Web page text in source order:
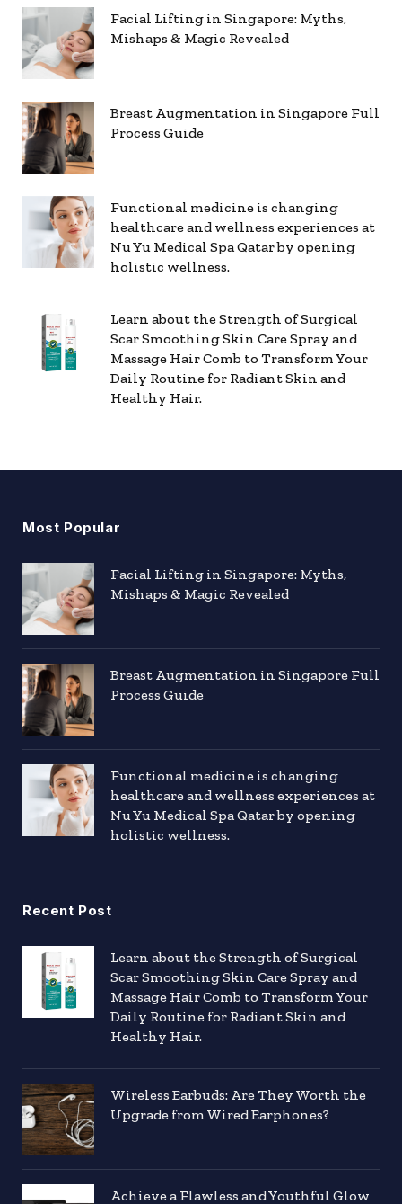
Facial Lifting in Singapore: Myths,
Mishaps & Magic Revealed
Breast Augmentation in Singapore Full
Process Guide
Functional medicine is changing
healthcare and wellness experiences at
Nu Yu Medical Spa Qatar by opening
holistic wellness.
Learn about the Strength of Surgical
Scar Smoothing Skin Care Spray and
Massage Hair Comb to Transform Your
Daily Routine for Radiant Skin and
Healthy Hair.
Most Popular
Facial Lifting in Singapore: Myths,
Mishaps & Magic Revealed
Breast Augmentation in Singapore Full
Process Guide
Functional medicine is changing
healthcare and wellness experiences at
Nu Yu Medical Spa Qatar by opening
holistic wellness.
Recent Post
Learn about the Strength of Surgical
Scar Smoothing Skin Care Spray and
Massage Hair Comb to Transform Your
Daily Routine for Radiant Skin and
Healthy Hair.
Wireless Earbuds: Are They Worth the
Upgrade from Wired Earphones?
Achieve a Flawless and Youthful Glow